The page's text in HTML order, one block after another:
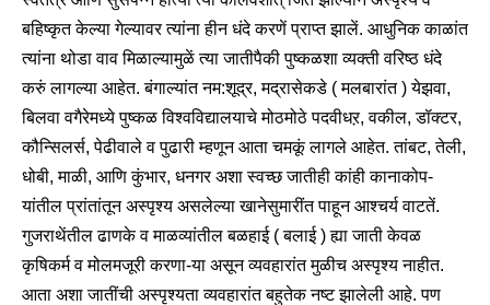
बहिष्कृत केल्या गेल्यावर त्यांना हीन धंदे करणें प्राप्त झालें. आधुनिक काळांत
त्यांना थोडा वाव मिळाल्यामुळें त्या जातीपैकी पुष्कळशा व्यक्ती वरिष्ठ धंदे
करुं लागल्या आहेत. बंगाल्यांत नम:शूद्र, मद्रासेकडे ( मलबारांत ) येझवा,
बिलवा वगैरेमध्ये पुष्कळ विश्वविद्यालयाचे मोठमोठे पदवीधऱ, वकील, डॉक्टर,
कौन्सिलर्स, पेढीवाले व पुढारी म्हणून आता चमकूं लागले आहेत. तांबट, तेली,
धोबी, माळी, आणि कुंभार, धनगर अशा स्वच्छ जातीही कांही कानाकोप-
यांतील प्रांतांतून अस्पृश्य असलेल्या खानेसुमारींत पाहून आश्चर्य वाटतें.
गुजराथेंतील ढाणके व माळव्यांतील बळहाई ( बलाई ) ह्या जाती केवळ
कृषिकर्म व मोलमजूरी करणा-या असून व्यवहारांत मुळीच अस्पृश्य नाहीत.
आता अशा जातींची अस्पृश्यता व्यवहारांत बहुतेक नष्ट झालेली आहे. पण